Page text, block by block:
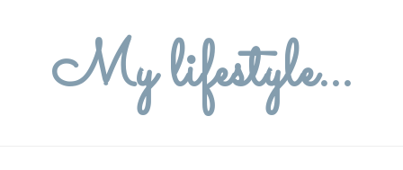
My lifestyle...